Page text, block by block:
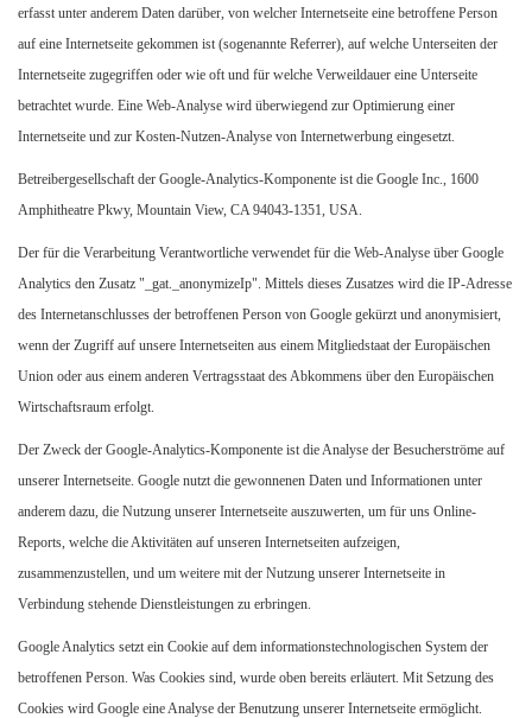
erfasst unter anderem Daten darüber, von welcher Internetseite eine betroffene Person
auf eine Internetseite gekommen ist (sogenannte Referrer), auf welche Unterseiten der
Internetseite zugegriffen oder wie oft und für welche Verweildauer eine Unterseite
betrachtet wurde. Eine Web-Analyse wird überwiegend zur Optimierung einer
Internetseite und zur Kosten-Nutzen-Analyse von Internetwerbung eingesetzt.
Betreibergesellschaft der Google-Analytics-Komponente ist die Google Inc., 1600
Amphitheatre Pkwy, Mountain View, CA 94043-1351, USA.
Der für die Verarbeitung Verantwortliche verwendet für die Web-Analyse über Google
Analytics den Zusatz "_gat._anonymizeIp". Mittels dieses Zusatzes wird die IP-Adresse
des Internetanschlusses der betroffenen Person von Google gekürzt und anonymisiert,
wenn der Zugriff auf unsere Internetseiten aus einem Mitgliedstaat der Europäischen
Union oder aus einem anderen Vertragsstaat des Abkommens über den Europäischen
Wirtschaftsraum erfolgt.
Der Zweck der Google-Analytics-Komponente ist die Analyse der Besucherströme auf
unserer Internetseite. Google nutzt die gewonnenen Daten und Informationen unter
anderem dazu, die Nutzung unserer Internetseite auszuwerten, um für uns Online-
Reports, welche die Aktivitäten auf unseren Internetseiten aufzeigen,
zusammenzustellen, und um weitere mit der Nutzung unserer Internetseite in
Verbindung stehende Dienstleistungen zu erbringen.
Google Analytics setzt ein Cookie auf dem informationstechnologischen System der
betroffenen Person. Was Cookies sind, wurde oben bereits erläutert. Mit Setzung des
Cookies wird Google eine Analyse der Benutzung unserer Internetseite ermöglicht.